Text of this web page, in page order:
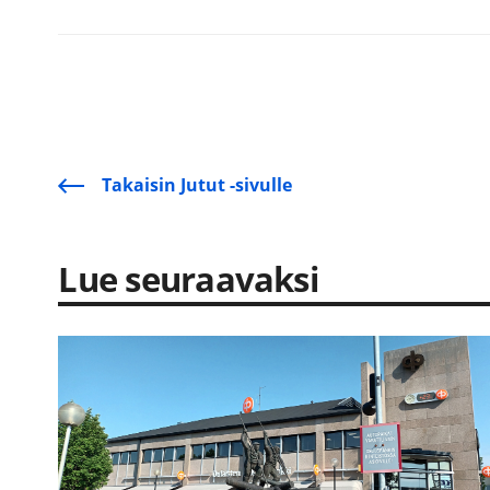
Takaisin Jutut -sivulle
Lue seuraavaksi